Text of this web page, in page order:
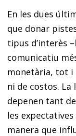
En les dues
que donar
tipus d’interès
comunicatiu
monetària, tot i
ni de costos. La
depenen tant
les
manera que